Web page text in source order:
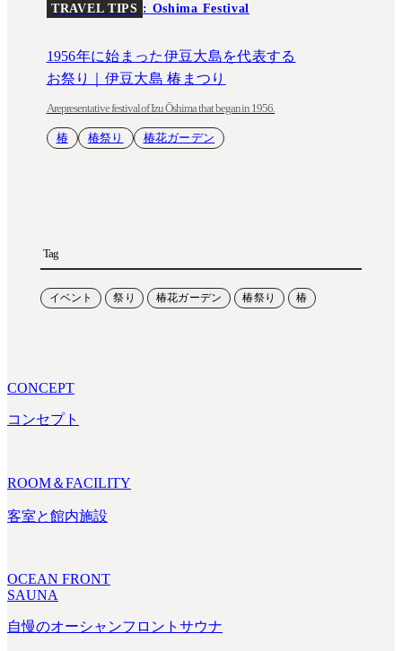
TRAVEL TIPS : Oshima Festival
1956年に始まった伊豆大島を代表する
お祭り｜伊豆大島 椿まつり
A representative festival of Izu Ōshima that began in 1956.
椿 椿祭り 椿花ガーデン
Tag
イベント 祭り 椿花ガーデン 椿祭り 椿
CONCEPT
コンセプト
ROOM＆FACILITY
客室と館内施設
OCEAN FRONT
SAUNA
自慢のオーシャンフロントサウナ